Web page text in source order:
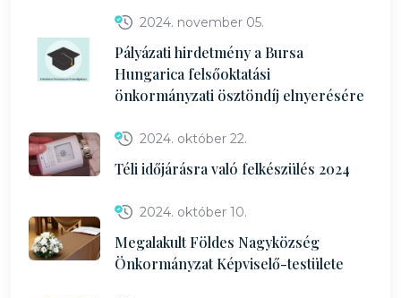
2024. november 05.
Pályázati hirdetmény a Bursa
Hungarica felsőoktatási
önkormányzati ösztöndíj elnyerésére
2024. október 22.
Téli időjárásra való felkészülés 2024
2024. október 10.
Megalakult Földes Nagyközség
Önkormányzat Képviselő-testülete